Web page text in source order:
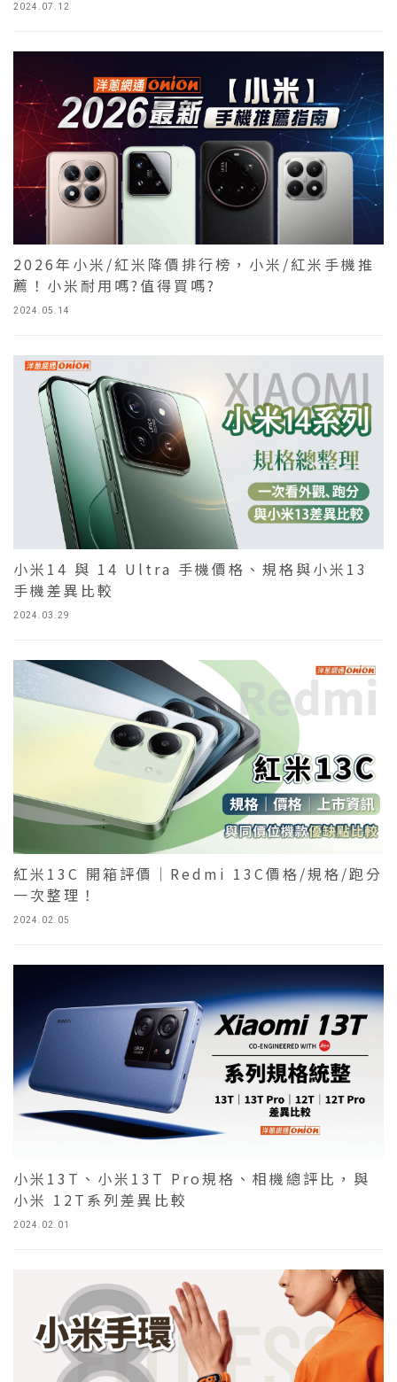
2024.07.12
2024.05.14
2026年小米/紅米降價排行榜，小米/紅米手機推
薦！小米耐用嗎?值得買嗎?
2024.03.29
​​​​​​​小米14 與 14 Ultra 手機價格、規格與小米13
手機差異比較
2024.02.05
紅米13C 開箱評價｜Redmi 13C價格/規格/跑分
一次整理！
2024.02.01
小米13T、小米13T Pro規格、相機總評比，與
小米 12T系列差異比較